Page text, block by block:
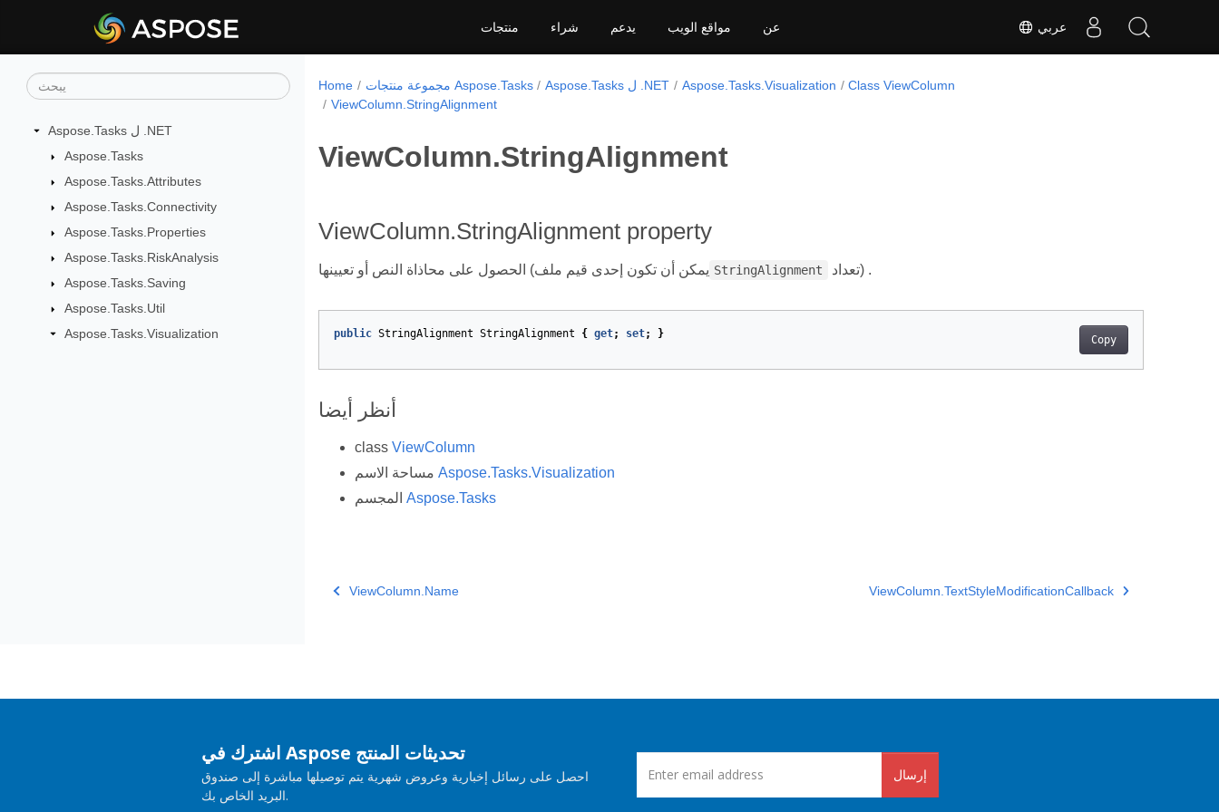
عربي منتجات شراء يدعم مواقع الويب عن
Aspose.Tasks ل .NET
Aspose.Tasks
Aspose.Tasks.Attributes
Aspose.Tasks.Connectivity
Aspose.Tasks.Properties
Aspose.Tasks.RiskAnalysis
Aspose.Tasks.Saving
Aspose.Tasks.Util
Aspose.Tasks.Visualization
Home مجموعة منتجات Aspose.Tasks Aspose.Tasks ل .NET Aspose.Tasks.Visualization
Class ViewColumn
ViewColumn.StringAlignment
ViewColumn.StringAlignment
ViewColumn.StringAlignment property
الحصول على محاذاة النص أو تعيينها (يمكن أن تكون إحدى قيم ملف StringAlignment تعداد) .
Copy
public StringAlignment StringAlignment { get; set; }
أنظر أيضا
class ViewColumn
Aspose.Tasks.Visualization
Aspose.Tasks
ViewColumn.Name ViewColumn.TextStyleModificationCallback
اشترك في Aspose تحديثات المنتج
احصل على رسائل إخبارية وعروض شهرية يتم توصيلها مباشرة إلى صندوق
البريد الخاص بك.
إرسال